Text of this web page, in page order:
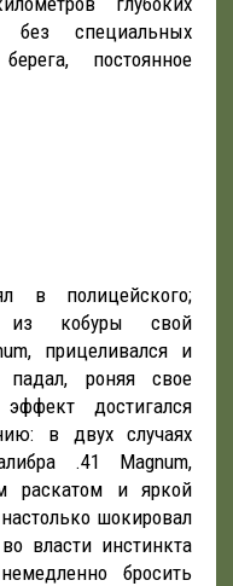
без специальных
постоянное
в полицейского;
из кобуры свой
прицеливался и
падал, роняя свое
достигался
в двух случаях
.41 Magnum,
раскатом и яркой
шокировал
власти инстинкта
бросить